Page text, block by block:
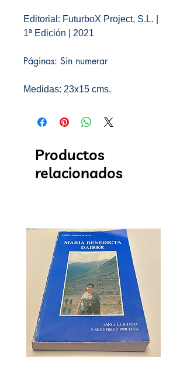
Editorial: FuturboX Project, S.L. |
1ª Edición | 2021
Páginas: Sin numerar
Medidas: 23x15 cms.
Productos
relacionados